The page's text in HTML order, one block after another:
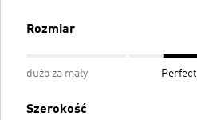
Rozmiar
dużo za mały Perfect
Szerokość